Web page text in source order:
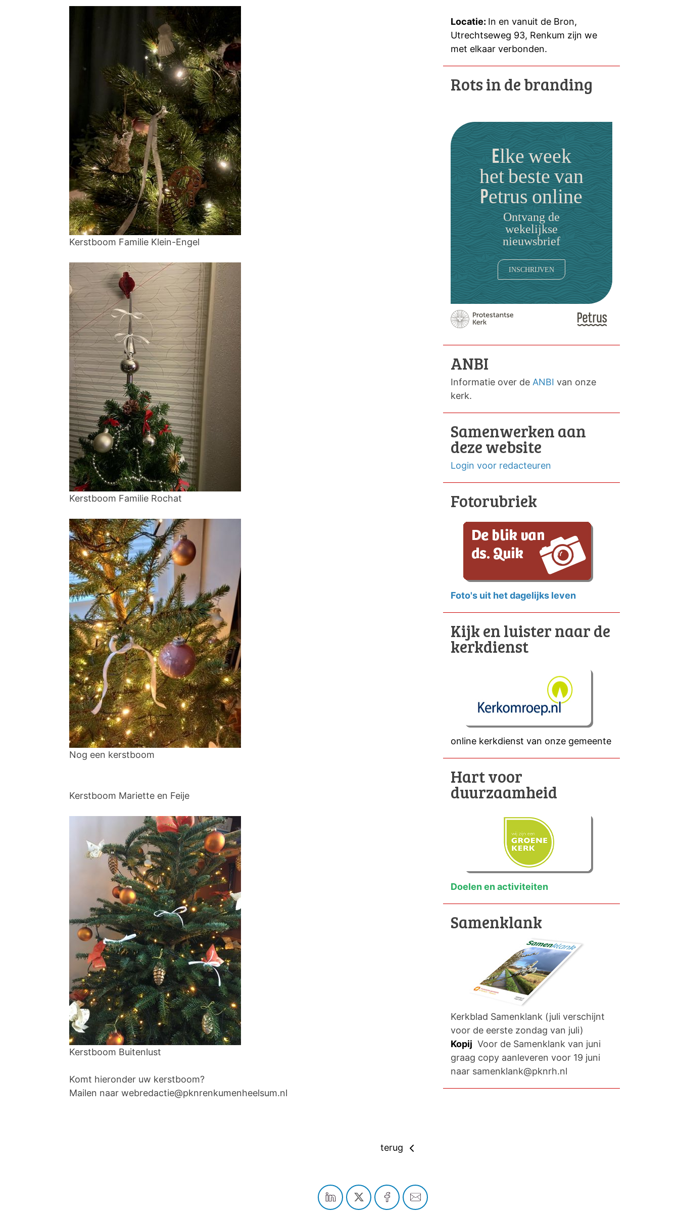
Kerstboom Familie Klein-Engel
Kerstboom Familie Rochat
Nog een kerstboom
Kerstboom Mariette en Feije
Kerstboom Buitenlust
Komt hieronder uw kerstboom?
Mailen naar webredactie@pknrenkumenheelsum.nl
terug
Locatie: In en vanuit de Bron,
Utrechtseweg 93, Renkum zijn we
met elkaar verbonden.
Rots in de branding
Elke week
het beste van
Petrus online
Ontvang de
wekelijkse
nieuwsbrief
INSCHRIJVEN
ANBI
Informatie over de ANBI van onze
kerk.
Samenwerken aan
deze website
Login voor redacteuren
Fotorubriek
Foto's uit het dagelijks leven
Kijk en luister naar de
kerkdienst
online kerkdienst van onze gemeente
Hart voor
duurzaamheid
Doelen en activiteiten
Samenklank
Kerkblad Samenklank (juli verschijnt
voor de eerste zondag van juli)
Kopij Voor de Samenklank van juni
graag copy aanleveren voor 19 juni
naar samenklank@pknrh.nl